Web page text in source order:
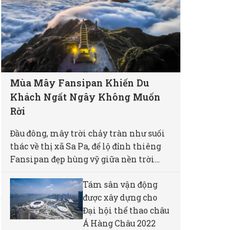
Mùa Mây Fansipan Khiến Du
Khách Ngất Ngây Không Muốn
Rời
Đầu đông, mây trời chảy tràn như suối
thác về thị xã Sa Pa, để lộ đỉnh thiêng
Fansipan đẹp hùng vỹ giữa nền trời...
Tám sân vận động
được xây dựng cho
Đại hội thể thao châu
Á Hàng Châu 2022